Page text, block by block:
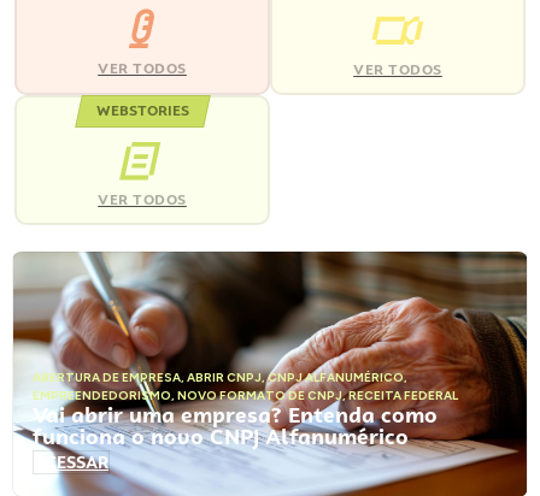
VER TODOS VER TODOS
WEBSTORIES
VER TODOS
ABERTURA DE EMPRESA, ABRIR CNPJ,CNPJ ALFANUMÉRICO,
EMPREENDEDORISMO, NOVO FORMATO DE CNPJ,RECEITA FEDERAL
Vai abrir uma empresa? Entenda como
funciona o novo CNPJ Alfanumérico
ACESSAR